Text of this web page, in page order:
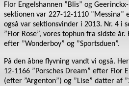
Flor Engelshannen ”Blis” og
sektionen var 227-12-1110 ”Messina”
også var sektionsvinder i 2013. Nr. 4 i
”Flor Rose”, vores tophun fra sidste
efter ”Wonderboy” og ”Sportsduen”.
På den åbne flyvning vandt vi også.
12-1166 ”Porsches Dream” efter Flor
(efter ”Argenton”) og ”Lise” datter af